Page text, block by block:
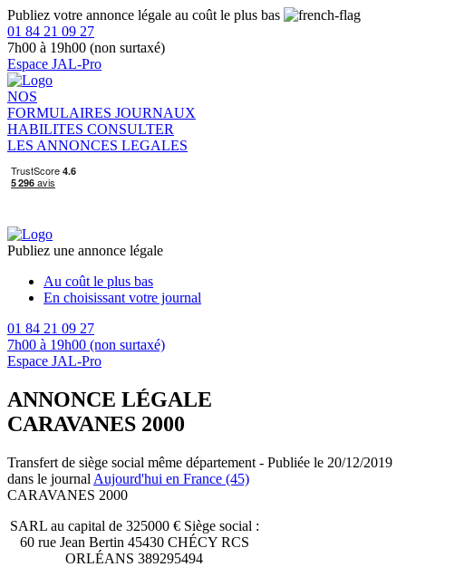
Publiez votre annonce légale au coût le plus bas
01 84 21 09 27
7h00 à 19h00 (non surtaxé)
Espace JAL-Pro
NOS
FORMULAIRES JOURNAUX
HABILITES CONSULTER
LES ANNONCES LEGALES
Publiez une annonce légale
Au coût le plus bas
En choisissant votre journal
01 84 21 09 27
7h00 à 19h00 (non surtaxé)
Espace JAL-Pro
ANNONCE LÉGALE
CARAVANES 2000
Transfert de siège social même département - Publiée le 20/12/2019
dans le journal Aujourd'hui en France (45)
CARAVANES 2000
SARL au capital de 325000 € Siège social :
60 rue Jean Bertin 45430 CHÉCY RCS
ORLÉANS 389295494